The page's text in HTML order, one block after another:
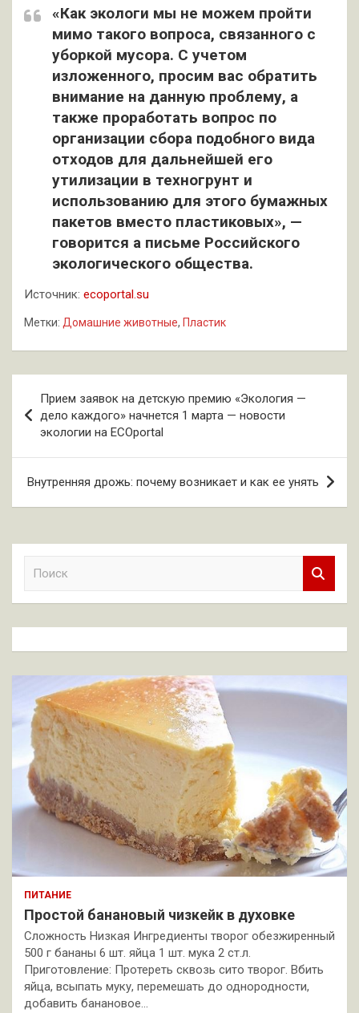
«Как экологи мы не можем пройти
мимо такого вопроса, связанного с
уборкой мусора. С учетом
изложенного, просим вас обратить
внимание на данную проблему, а
также проработать вопрос по
организации сбора подобного вида
отходов для дальнейшей его
утилизации в техногрунт и
использованию для этого бумажных
пакетов вместо пластиковых», —
говорится а письме Российского
экологического общества.
Источник: ecoportal.su
Метки: Домашние животные, Пластик
по
записям
Прием заявок на детскую премию «Экология —
дело каждого» начнется 1 марта — новости
экологии на ECOportal
Внутренняя дрожь: почему возникает и как ее унять
к
ПИТАНИЕ
Простой банановый чизкейк в духовке
Сложность Низкая Ингредиенты творог обезжиренный
500 г бананы 6 шт. яйца 1 шт. мука 2 ст.л.
Приготовление: Протереть сквозь сито творог. Вбить
яйца, всыпать муку, перемешать до однородности,
добавить банановое…